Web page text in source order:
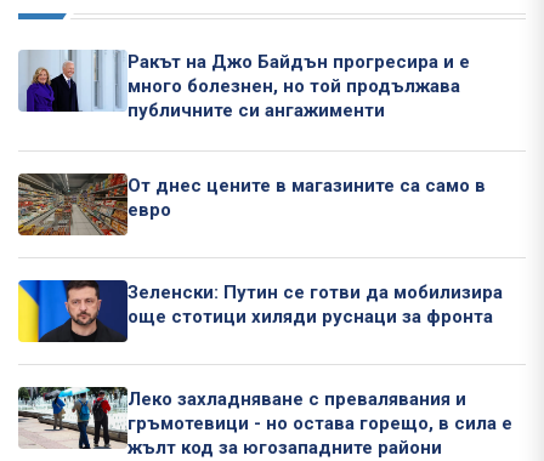
Ракът на Джо Байдън прогресира и е
много болезнен, но той продължава
публичните си ангажименти
От днес цените в магазините са само в
евро
Зеленски: Путин се готви да мобилизира
още стотици хиляди руснаци за фронта
Леко захладняване с превалявания и
гръмотевици - но остава горещо, в сила е
жълт код за югозападните райони